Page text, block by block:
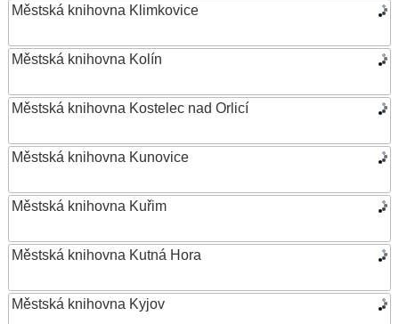
Městská knihovna Klimkovice
Městská knihovna Kolín
Městská knihovna Kostelec nad Orlicí
Městská knihovna Kunovice
Městská knihovna Kuřim
Městská knihovna Kutná Hora
Městská knihovna Kyjov